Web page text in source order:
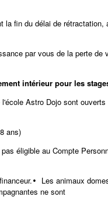
la fin du délai de rétractation,
par vous de la perte de
intérieur pour les
Astro Dojo sont
ans)
éligible au Compte
• Les animaux
ne sont